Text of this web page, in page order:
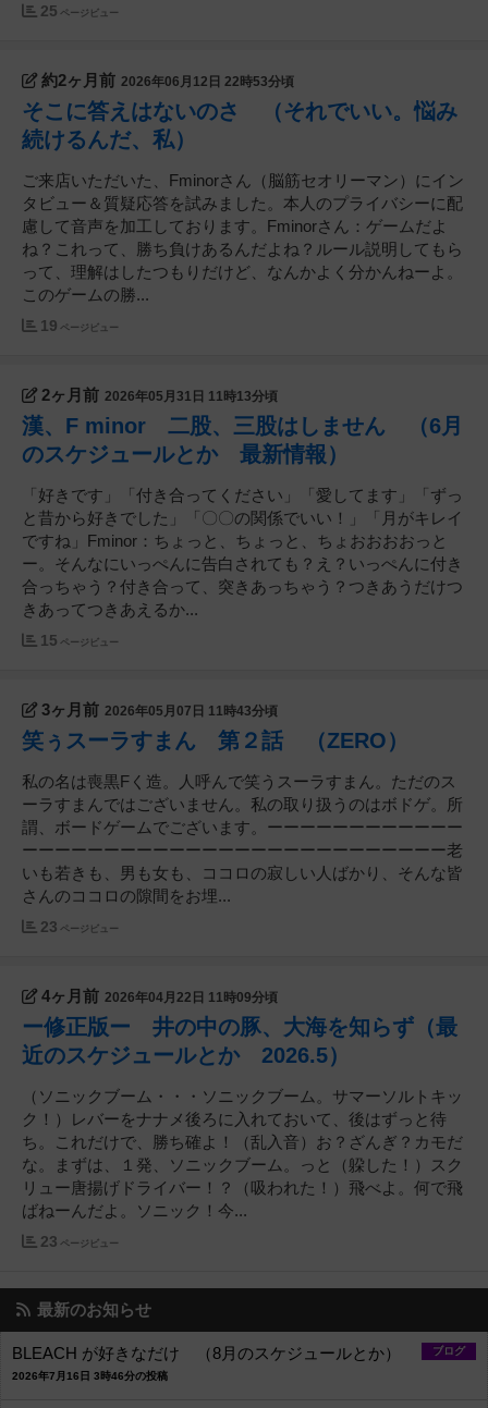
25 ページビュー
約2ヶ月前 2026年06月12日 22時53分頃
そこに答えはないのさ （それでいい。悩み
続けるんだ、私）
ご来店いただいた、Fminorさん（脳筋セオリーマン）にイン
タビュー＆質疑応答を試みました。本人のプライバシーに配
慮して音声を加工しております。Fminorさん：ゲームだよ
ね？これって、勝ち負けあるんだよね？ルール説明してもら
って、理解はしたつもりだけど、なんかよく分かんねーよ。
このゲームの勝...
19 ページビュー
2ヶ月前 2026年05月31日 11時13分頃
漢、F minor 二股、三股はしません （6月
のスケジュールとか 最新情報）
「好きです」「付き合ってください」「愛してます」「ずっ
と昔から好きでした」「〇〇の関係でいい！」「月がキレイ
ですね」Fminor：ちょっと、ちょっと、ちょおおおおっと
ー。そんなにいっぺんに告白されても？え？いっぺんに付き
合っちゃう？付き合って、突きあっちゃう？つきあうだけつ
きあってつきあえるか...
15 ページビュー
3ヶ月前 2026年05月07日 11時43分頃
笑ぅスーラすまん 第２話 （ZERO）
私の名は喪黒Fく造。人呼んで笑うスーラすまん。ただのス
ーラすまんではございません。私の取り扱うのはボドゲ。所
謂、ボードゲームでございます。ーーーーーーーーーーーー
ーーーーーーーーーーーーーーーーーーーーーーーーーー老
いも若きも、男も女も、ココロの寂しい人ばかり、そんな皆
さんのココロの隙間をお埋...
23 ページビュー
4ヶ月前 2026年04月22日 11時09分頃
ー修正版ー 井の中の豚、大海を知らず（最
近のスケジュールとか 2026.5）
（ソニックブーム・・・ソニックブーム。サマーソルトキッ
ク！）レバーをナナメ後ろに入れておいて、後はずっと待
ち。これだけで、勝ち確よ！（乱入音）お？ざんぎ？カモだ
な。まずは、１発、ソニックブーム。っと（躱した！）スク
リュー唐揚げドライバー！？（吸われた！）飛べよ。何で飛
ばねーんだよ。ソニック！今...
23 ページビュー
最新のお知らせ
ブログ
BLEACH が好きなだけ （8月のスケジュールとか）
2026年7月16日 3時46分の投稿